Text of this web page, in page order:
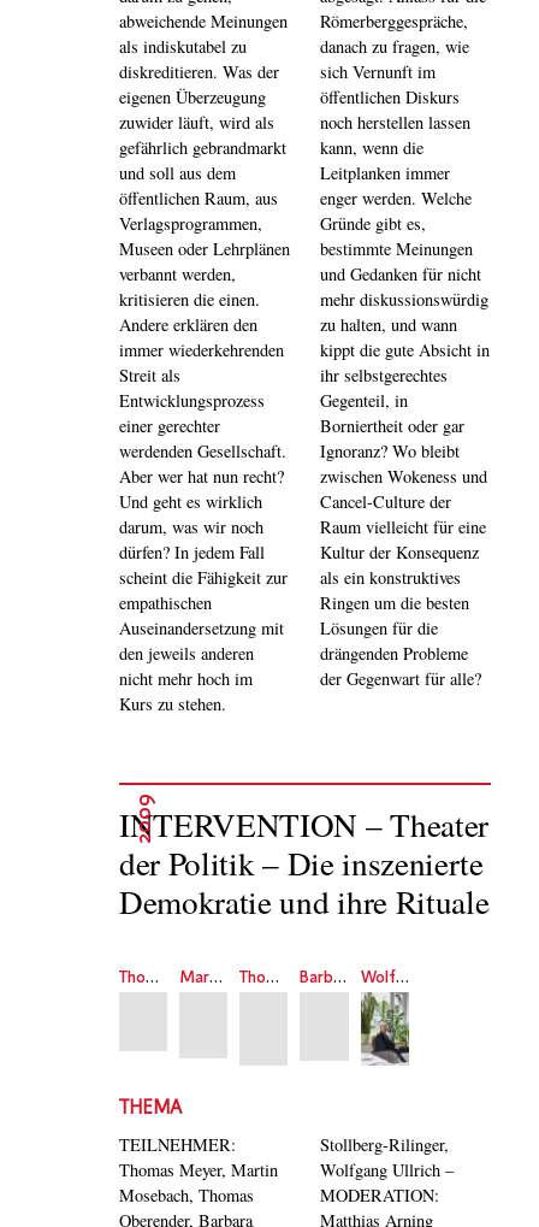
abweichende Meinungen
als indiskutabel zu
diskreditieren. Was der
eigenen Überzeugung
zuwider läuft, wird als
gefährlich gebrandmarkt
und soll aus dem
öffentlichen Raum, aus
Verlagsprogrammen,
Museen oder Lehrplänen
verbannt werden,
kritisieren die einen.
Andere erklären den
immer wiederkehrenden
Streit als
Entwicklungsprozess
einer gerechter
werdenden Gesellschaft.
Aber wer hat nun recht?
Und geht es wirklich
darum, was wir noch
dürfen? In jedem Fall
scheint die Fähigkeit zur
empathischen
Auseinandersetzung mit
den jeweils anderen
nicht mehr hoch im
Kurs zu stehen.
Römerberggespräche,
danach zu fragen, wie
sich Vernunft im
öffentlichen Diskurs
noch herstellen lassen
kann, wenn die
Leitplanken immer
enger werden. Welche
Gründe gibt es,
bestimmte Meinungen
und Gedanken für nicht
mehr diskussionswürdig
zu halten, und wann
kippt die gute Absicht in
ihr selbstgerechtes
Gegenteil, in
Borniertheit oder gar
Ignoranz? Wo bleibt
zwischen Wokeness und
Cancel-Culture der
Raum vielleicht für eine
Kultur der Konsequenz
als ein konstruktives
Ringen um die besten
Lösungen für die
drängenden Probleme
der Gegenwart für alle?
2009
INTERVENTION – Theater
der Politik – Die inszenierte
Demokratie und ihre Rituale
Thomas Meyer Martin Mosebach Thomas Oberender Barbara Stollberg-Rilinger Wolfgang Ullrich
THEMA
TEILNEHMER:
Thomas Meyer, Martin
Mosebach, Thomas
Oberender, Barbara
Stollberg-Rilinger,
Wolfgang Ullrich –
MODERATION:
Matthias Arning